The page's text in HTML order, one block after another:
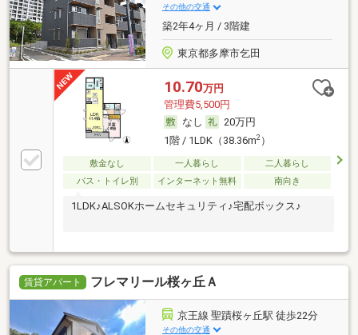
その他の交通
築2年4ヶ月 / 3階建
東京都多摩市乞田
10.70万円
管理費5,500円
なし
20万円
1階 / 1LDK（38.36m2）
敷金なし 一人暮らし
二人暮らし
バス・トイレ別
インターネット無料 南向き
1LDK♪ALSOKホームセキュリティ♪宅配ボックス♪
賃貸アパート フレマリール桜ヶ丘Ａ
京王線 聖蹟桜ヶ丘駅 徒歩22分
その他の交通